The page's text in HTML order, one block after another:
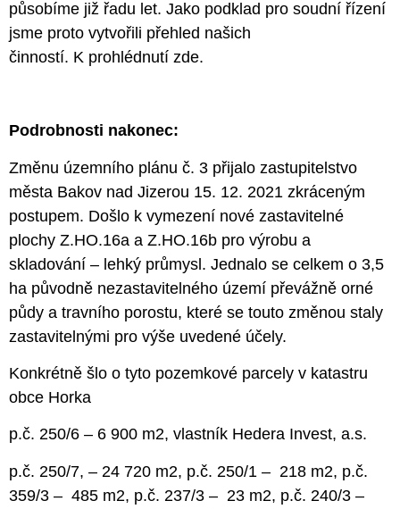
působíme již řadu let. Jako podklad pro soudní řízení
jsme proto vytvořili přehled našich
činností. K prohlédnutí zde.
Podrobnosti nakonec:
Změnu územního plánu č. 3 přijalo zastupitelstvo
města Bakov nad Jizerou 15. 12. 2021 zkráceným
postupem. Došlo k vymezení nové zastavitelné
plochy Z.HO.16a a Z.HO.16b pro výrobu a
skladování – lehký průmysl. Jednalo se celkem o 3,5
ha původně nezastavitelného území převážně orné
půdy a travního porostu, které se touto změnou staly
zastavitelnými pro výše uvedené účely.
Konkrétně šlo o tyto pozemkové parcely v katastru
obce Horka
p.č. 250/6 – 6 900 m2, vlastník Hedera Invest, a.s.
p.č. 250/7, – 24 720 m2, p.č. 250/1 – 218 m2, p.č.
359/3 – 485 m2, p.č. 237/3 – 23 m2, p.č. 240/3 –